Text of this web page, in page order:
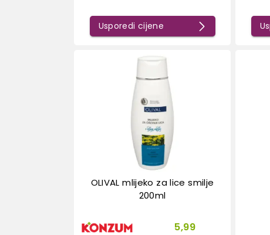
Usporedi cijene
OLIVAL mlijeko za lice smilje
200ml
5,99